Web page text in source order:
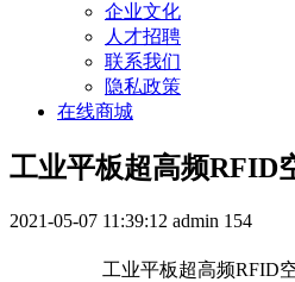
企业文化
人才招聘
联系我们
隐私政策
在线商城
工业平板超高频RFID
2021-05-07 11:39:12 admin 154
工业平板超高频RFID